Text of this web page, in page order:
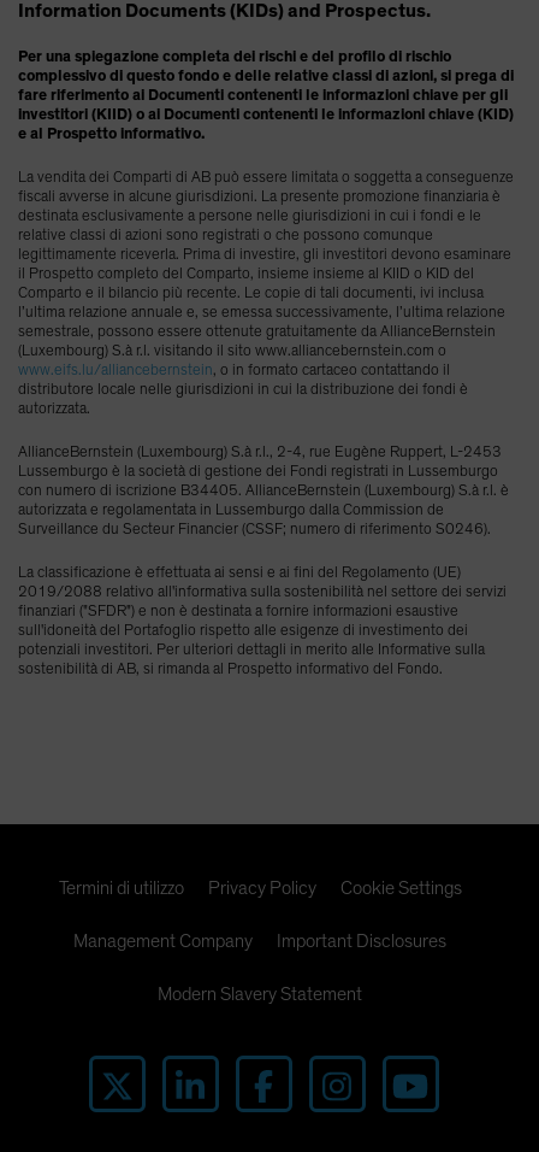
Information Documents (KIDs) and Prospectus.
Per una spiegazione completa dei rischi e del profilo di rischio
complessivo di questo fondo e delle relative classi di azioni, si prega di
fare riferimento ai Documenti contenenti le informazioni chiave per gli
investitori (KIID) o ai Documenti contenenti le informazioni chiave (KID)
e al Prospetto informativo.
La vendita dei Comparti di AB può essere limitata o soggetta a conseguenze
fiscali avverse in alcune giurisdizioni. La presente promozione finanziaria è
destinata esclusivamente a persone nelle giurisdizioni in cui i fondi e le
relative classi di azioni sono registrati o che possono comunque
legittimamente riceverla. Prima di investire, gli investitori devono esaminare
il Prospetto completo del Comparto, insieme insieme al KIID o KID del
Comparto e il bilancio più recente. Le copie di tali documenti, ivi inclusa
l’ultima relazione annuale e, se emessa successivamente, l’ultima relazione
semestrale, possono essere ottenute gratuitamente da AllianceBernstein
(Luxembourg) S.à r.l. visitando il sito www.alliancebernstein.com o
www.eifs.lu/alliancebernstein, o in formato cartaceo contattando il
distributore locale nelle giurisdizioni in cui la distribuzione dei fondi è
autorizzata.
AllianceBernstein (Luxembourg) S.à r.l., 2-4, rue Eugène Ruppert, L-2453
Lussemburgo è la società di gestione dei Fondi registrati in Lussemburgo
con numero di iscrizione B34405. AllianceBernstein (Luxembourg) S.à r.l. è
autorizzata e regolamentata in Lussemburgo dalla Commission de
Surveillance du Secteur Financier (CSSF; numero di riferimento S0246).
La classificazione è effettuata ai sensi e ai fini del Regolamento (UE)
2019/2088 relativo all'informativa sulla sostenibilità nel settore dei servizi
finanziari ("SFDR") e non è destinata a fornire informazioni esaustive
sull'idoneità del Portafoglio rispetto alle esigenze di investimento dei
potenziali investitori. Per ulteriori dettagli in merito alle Informative sulla
sostenibilità di AB, si rimanda al Prospetto informativo del Fondo.
Termini di utilizzo Privacy Policy Cookie Settings
Management Company Important Disclosures
Modern Slavery Statement